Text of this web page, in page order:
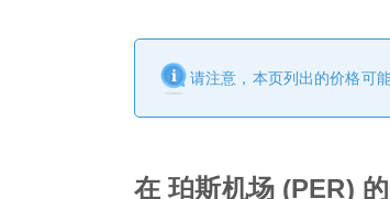
请注意，本页列出的价格可
在 珀斯机场 (PER)